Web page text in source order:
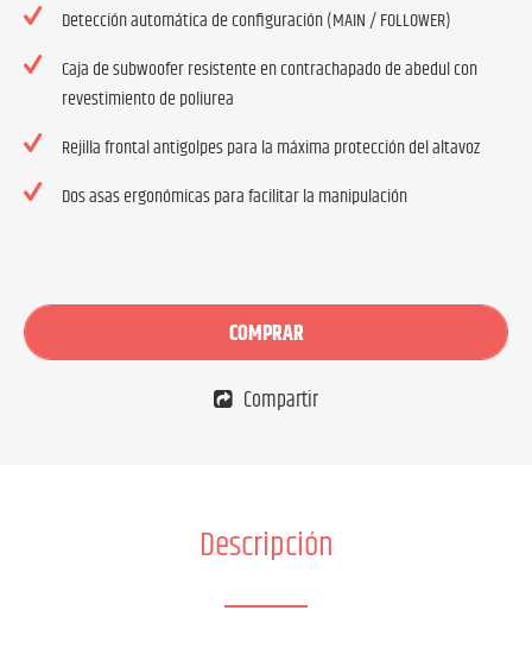
Detección automática de configuración (MAIN / FOLLOWER)
Caja de subwoofer resistente en contrachapado de abedul con
revestimiento de poliurea
Rejilla frontal antigolpes para la máxima protección del altavoz
Dos asas ergonómicas para facilitar la manipulación
COMPRAR
Compartir
Descripción